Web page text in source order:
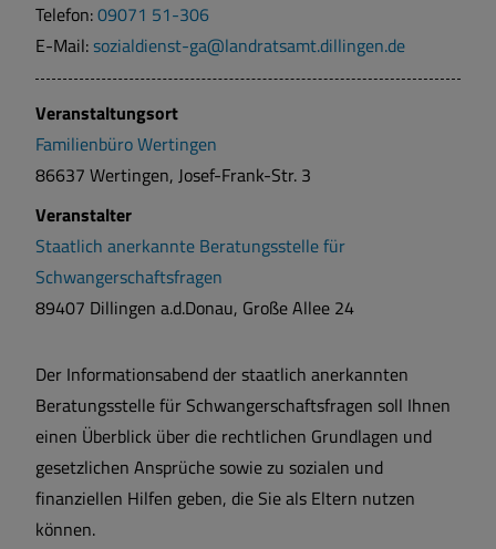
Der Informationsabend der staatlich anerkannten
Beratungsstelle für Schwangerschaftsfragen soll Ihnen
einen Überblick über die rechtlichen Grundlagen und
gesetzlichen Ansprüche sowie zu sozialen und
finanziellen Hilfen geben, die Sie als Eltern nutzen
können.
Telefon:09071 51-306
E-Mail:sozialdienst-ga@landratsamt.dillingen.de
Veranstaltungsort
Familienbüro Wertingen
86637 Wertingen, Josef-Frank-Str. 3
Veranstalter
Staatlich anerkannte Beratungsstelle für
Schwangerschaftsfragen
89407 Dillingen a.d.Donau, Große Allee 24